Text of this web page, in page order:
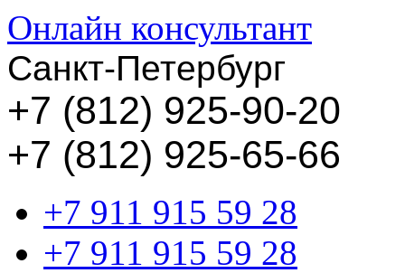
Онлайн консультант
Санкт-Петербург
+7 (812) 925-90-20
+7 (812) 925-65-66
+7 911 915 59 28
+7 911 915 59 28